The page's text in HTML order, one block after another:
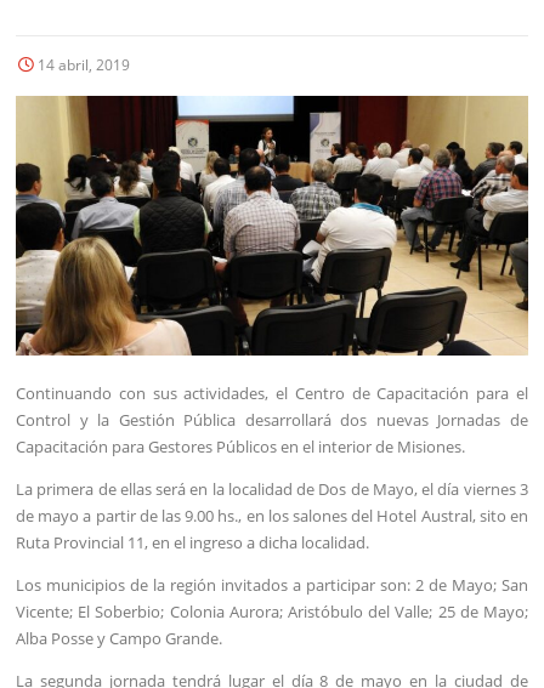
14 abril, 2019
Continuando con sus actividades, el Centro de Capacitación para el
Control y la Gestión Pública desarrollará dos nuevas Jornadas de
Capacitación para Gestores Públicos en el interior de Misiones.
La primera de ellas será en la localidad de Dos de Mayo, el día viernes 3
de mayo a partir de las 9.00 hs., en los salones del Hotel Austral, sito en
Ruta Provincial 11, en el ingreso a dicha localidad.
Los municipios de la región invitados a participar son: 2 de Mayo; San
Vicente; El Soberbio; Colonia Aurora; Aristóbulo del Valle; 25 de Mayo;
Alba Posse y Campo Grande.
La segunda jornada tendrá lugar el día 8 de mayo en la ciudad de